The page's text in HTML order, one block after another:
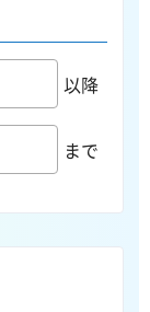
以降
まで